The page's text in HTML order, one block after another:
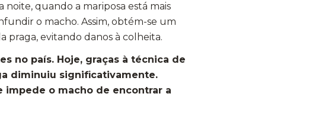
quando a mariposa está mais
o macho. Assim, obtém-se um
praga, evitando danos à colheita.
no país. Hoje, graças à técnica de
diminuiu significativamente.
impede o macho de encontrar a